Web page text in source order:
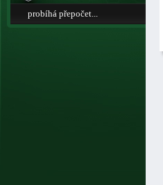
probíhá přepočet...